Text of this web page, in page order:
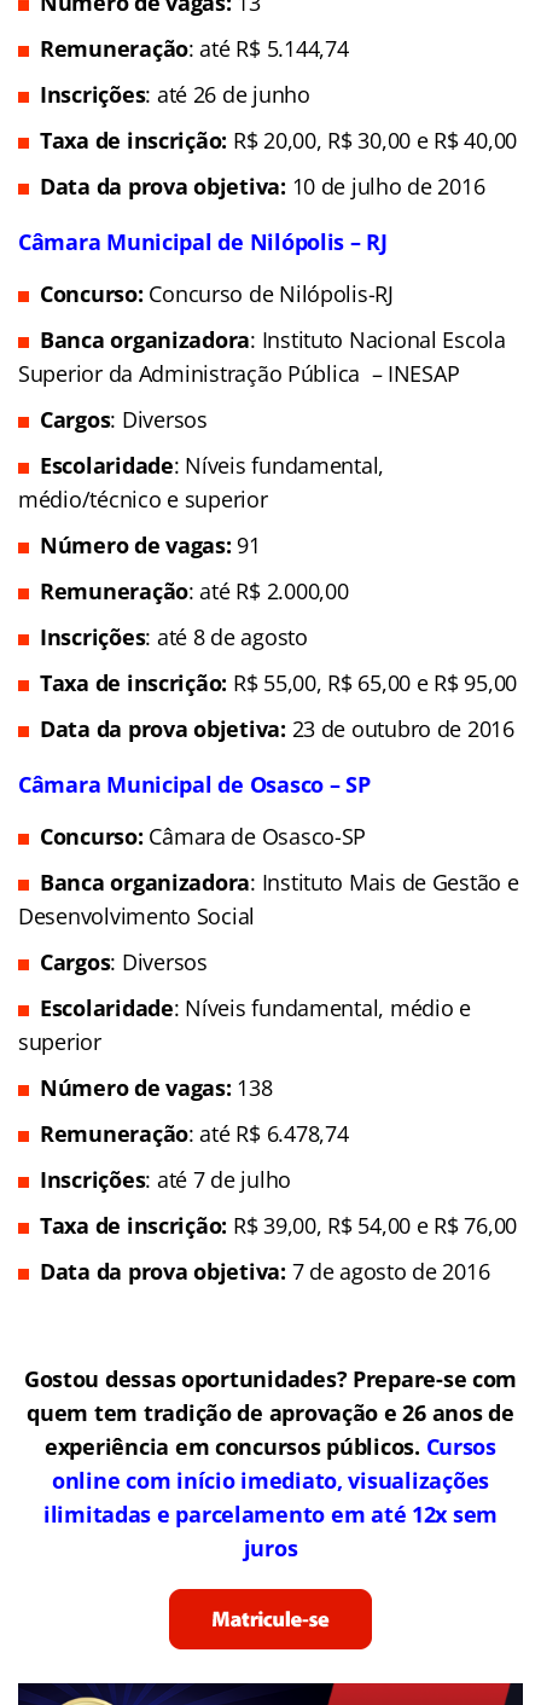
Remuneração: até R$ 5.144,74
Inscrições: até 26 de junho
Taxa de inscrição: R$ 20,00, R$ 30,00 e R$ 40,00
Data da prova objetiva: 10 de julho de 2016
Câmara Municipal de Nilópolis – RJ
Concurso: Concurso de Nilópolis-RJ
Banca organizadora: Instituto Nacional Escola
Superior da Administração Pública – INESAP
Cargos: Diversos
Escolaridade: Níveis fundamental,
médio/técnico e superior
Número de vagas: 91
Remuneração: até R$ 2.000,00
Inscrições: até 8 de agosto
Taxa de inscrição: R$ 55,00, R$ 65,00 e R$ 95,00
Data da prova objetiva: 23 de outubro de 2016
Câmara Municipal de Osasco – SP
Concurso: Câmara de Osasco-SP
Banca organizadora: Instituto Mais de Gestão e
Desenvolvimento Social
Cargos: Diversos
Escolaridade: Níveis fundamental, médio e
superior
Número de vagas: 138
Remuneração: até R$ 6.478,74
Inscrições: até 7 de julho
Taxa de inscrição: R$ 39,00, R$ 54,00 e R$ 76,00
Data da prova objetiva: 7 de agosto de 2016
Gostou dessas oportunidades? Prepare-se com
quem tem tradição de aprovação e 26 anos de
experiência em concursos públicos. Cursos
online com início imediato, visualizações
ilimitadas e parcelamento em até 12x sem
juros